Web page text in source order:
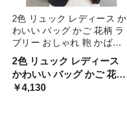
2色 リュック レディース か
わいい バッグ かご 花柄 ラ
ブリー おしゃれ 鞄 かばん
カバン リュックサック ミニ
リュック かごバッグ ショル
ダー 軽量 肩掛け bag ファス
ナー ジッ 小バッグ
2色 リュック レディース
かわいい バッグ かご 花柄
ラブリー おしゃれ 鞄 かば
￥4,130